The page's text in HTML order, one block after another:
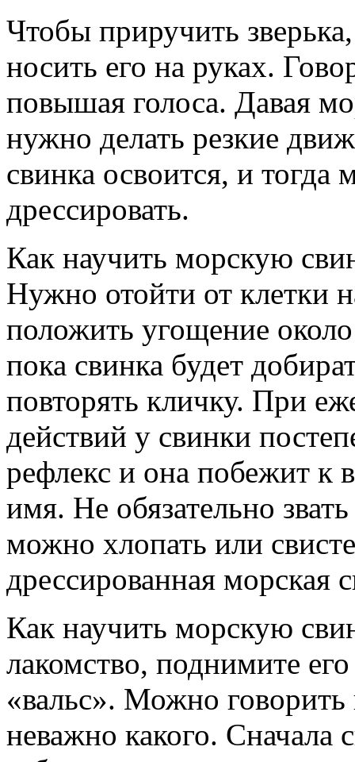
Чтобы приручить
носить его на руках.
повышая голоса. Давая
нужно делать резкие
свинка освоится, и тогда
дрессировать.
Как научить морскую
Нужно отойти от клетки
положить угощение
пока свинка будет
повторять кличку. При
действий у свинки
рефлекс и она побежит к
имя. Не обязательно
можно хлопать или
дрессированная морская
Как научить морскую
лакомство, поднимите
«вальс». Можно говорить
неважно какого. Сначала